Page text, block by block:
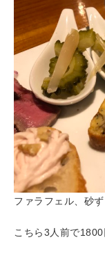
ファラフェル、砂ず
こちら3人前で1800